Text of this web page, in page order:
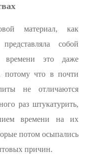
материал, как
собой
времени это даже
потому что в почти
не отличаются
раз штукатурить,
времени на их
потом осыпались
причин.